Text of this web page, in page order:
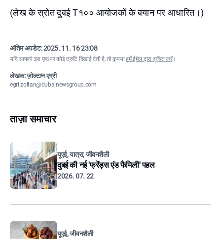
(लेख के स्रोत दुबई T१०० आयोजकों के बयान पर आधारित।)
अंतिम अपडेट:2025. 11. 16 23:08
यदि आपको इस पृष्ठ पर कोई त्रुटि दिखाई देती है, तो कृपयाहमें ईमेल द्वारा सूचित करें।
लेखक: ज़ोल्टान एग्री
egri.zoltan@dubainewsgroup.com
ताज़ा समाचार
यूएई, यात्रा, जीवनशैली
दुबई की नई 'फ्रेंड्स एंड फैमिली' पहल
2026. 07. 22
यूएई, जीवनशैली